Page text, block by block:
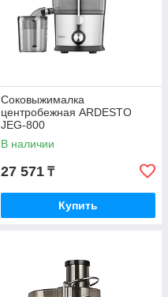
Соковыжималка
центробежная ARDESTO
JEG-800
черный+шлифованная сталь
В наличии
27 571 ₸
Купить